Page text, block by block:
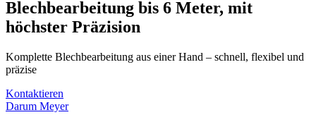
Blechbearbeitung bis 6 Meter, mit
höchster Präzision
Komplette Blechbearbeitung aus einer Hand – schnell, flexibel und
präzise
Kontaktieren
Darum Meyer